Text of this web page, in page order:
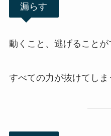
漏らす
動くこと、逃げることが
すべての力が抜けてしま